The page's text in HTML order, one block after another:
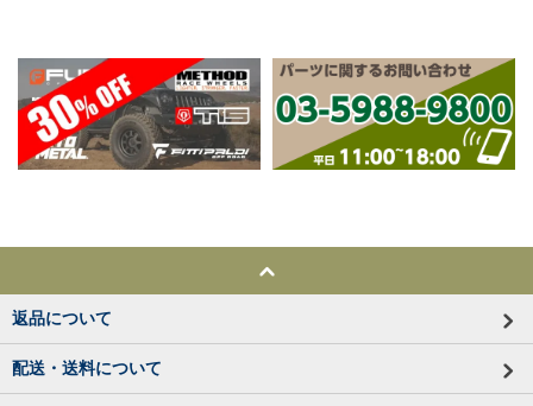
返品について
配送・送料について